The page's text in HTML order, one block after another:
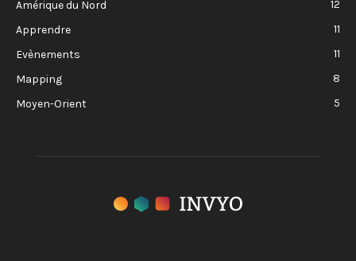
Amérique du Nord
12
Apprendre
11
Evènements
11
Mapping
8
Moyen-Orient
5